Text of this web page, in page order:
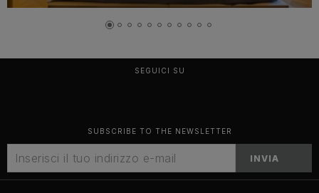
SEGUICI SU
SUBSCRIBE TO THE NEWSLETTER
INVIA